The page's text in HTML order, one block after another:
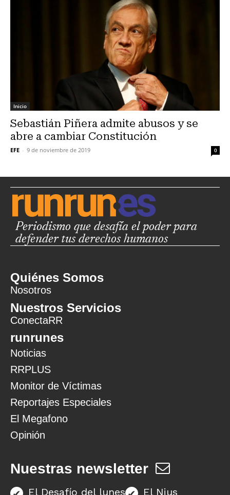
Inicio
Sebastián Piñera admite abusos y se
abre a cambiar Constitución
EFE - 9 de noviembre de 2019 0
Periodismo que desafía el poder para
defender tus derechos humanos
Quiénes Somos
Nosotros
Nuestros Servicios
ConectaRR
runrunes
Noticias
RRPLUS
Monitor de Víctimas
Reportajes Especiales
El Megafono
Opinión
Nuestras newsletter
El Desafío del lunes El Nius